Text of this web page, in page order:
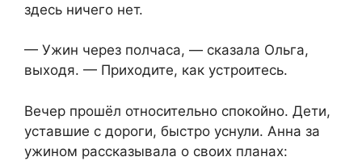
здесь ничего нет.
— Ужин через полчаса, — сказала Ольга,
выходя. — Приходите, как устроитесь.
Вечер прошёл относительно спокойно. Дети,
уставшие с дороги, быстро уснули. Анна за
ужином рассказывала о своих планах: